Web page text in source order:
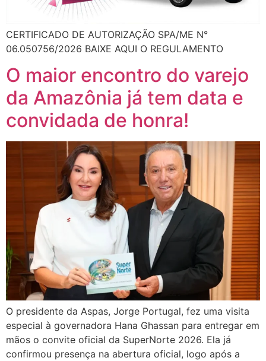
CERTIFICADO DE AUTORIZAÇÃO SPA/ME N°
06.050756/2026 BAIXE AQUI O REGULAMENTO
O maior encontro do varejo
da Amazônia já tem data e
convidada de honra!
O presidente da Aspas, Jorge Portugal, fez uma visita
especial à governadora Hana Ghassan para entregar em
mãos o convite oficial da SuperNorte 2026. Ela já
confirmou presença na abertura oficial, logo após a